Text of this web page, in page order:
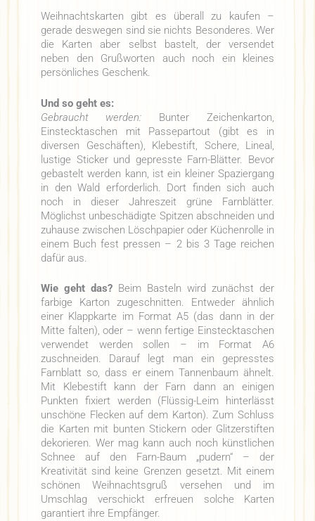
Weihnachtskarten gibt es überall zu kaufen –
gerade deswegen sind sie nichts Besonderes. Wer
die Karten aber selbst bastelt, der versendet
neben den Grußworten auch noch ein kleines
persönliches Geschenk.
Und so geht es:
Gebraucht werden: Bunter Zeichenkarton,
Einstecktaschen mit Passepartout (gibt es in
diversen Geschäften), Klebestift, Schere, Lineal,
lustige Sticker und gepresste Farn-Blätter. Bevor
gebastelt werden kann, ist ein kleiner Spaziergang
in den Wald erforderlich. Dort finden sich auch
noch in dieser Jahreszeit grüne Farnblätter.
Möglichst unbeschädigte Spitzen abschneiden und
zuhause zwischen Löschpapier oder Küchenrolle in
einem Buch fest pressen – 2 bis 3 Tage reichen
dafür aus.
Wie geht das? Beim Basteln wird zunächst der
farbige Karton zugeschnitten. Entweder ähnlich
einer Klappkarte im Format A5 (das dann in der
Mitte falten), oder – wenn fertige Einstecktaschen
verwendet werden sollen – im Format A6
zuschneiden. Darauf legt man ein gepresstes
Farnblatt so, dass er einem Tannenbaum ähnelt.
Mit Klebestift kann der Farn dann an einigen
Punkten fixiert werden (Flüssig-Leim hinterlässt
unschöne Flecken auf dem Karton). Zum Schluss
die Karten mit bunten Stickern oder Glitzerstiften
dekorieren. Wer mag kann auch noch künstlichen
Schnee auf den Farn-Baum „pudern“ – der
Kreativität sind keine Grenzen gesetzt. Mit einem
schönen Weihnachtsgruß versehen und im
Umschlag verschickt erfreuen solche Karten
garantiert ihre Empfänger.